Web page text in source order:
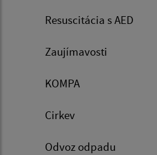
Resuscitácia s AED
Zaujímavosti
KOMPA
Cirkev
Odvoz odpadu